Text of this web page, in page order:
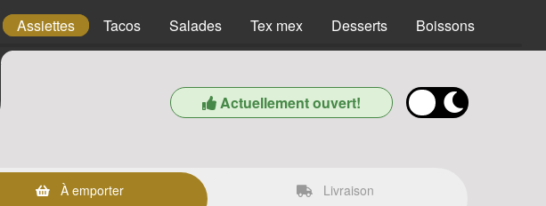
Assiettes Tacos Salades Tex mex Desserts Boissons
Actuellement ouvert!
À emporter Livraison